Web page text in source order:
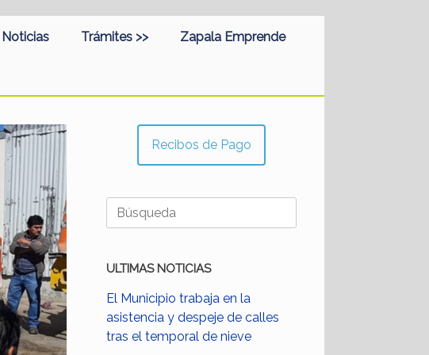
Noticias Trámites >> Zapala Emprende
Recibos de Pago
Buscar:
ULTIMAS NOTICIAS
El Municipio trabaja en la
asistencia y despeje de calles
tras el temporal de nieve